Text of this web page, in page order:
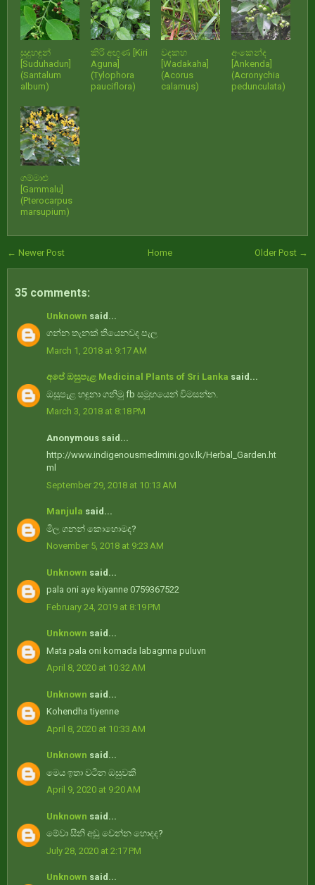
සුදුහඳුන්
[Suduhadun]
(Santalum
album)
කිරි අඟුණ [Kiri
Aguna]
(Tylophora
pauciflora)
වදකහ
[Wadakaha]
(Acorus
calamus)
අංකෙන්ද
[Ankenda]
(Acronychia
pedunculata)
ගම්මාළු
[Gammalu]
(Pterocarpus
marsupium)
← Newer Post Older Post →
Home
35 comments:
Unknown said...
ගන්න තැනක් තියෙනවද පැල
March 1, 2018 at 9:17 AM
අපේ ඔසුපැළ Medicinal Plants of Sri Lanka said...
ඔසුපැළ හඳුනා ගනිමු fb සමූහයෙන් විමසන්න.
March 3, 2018 at 8:18 PM
Anonymous said...
http://www.indigenousmedimini.gov.lk/Herbal_Garden.ht
ml
September 29, 2018 at 10:13 AM
Manjula said...
මිල ගනන් කොහොමද?
November 5, 2018 at 9:23 AM
Unknown said...
pala oni aye kiyanne 0759367522
February 24, 2019 at 8:19 PM
Unknown said...
Mata pala oni komada labagnna puluvn
April 8, 2020 at 10:32 AM
Unknown said...
Kohendha tiyenne
April 8, 2020 at 10:33 AM
Unknown said...
මෙය ඉතා වටින ඔසුවකී
April 9, 2020 at 9:20 AM
Unknown said...
මේවා සීනි අඩු වෙන්න හොදද?
July 28, 2020 at 2:17 PM
Unknown said...